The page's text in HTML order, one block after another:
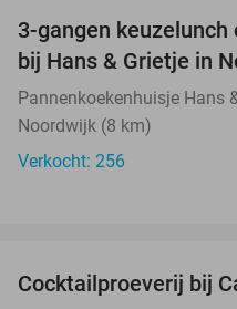
3-gangen
bij Hans & Grietje in
Pannenkoekenhuisje Hans
Noordwijk (8 km)
Verkocht: 256
Cocktailproeverij bij